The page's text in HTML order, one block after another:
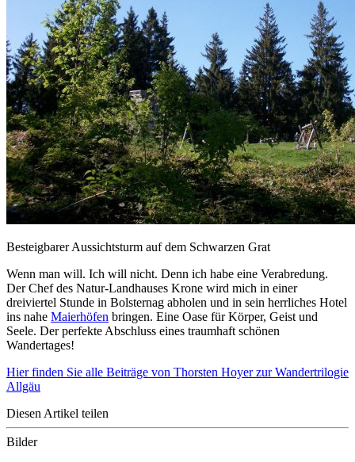
Besteigbarer Aussichtsturm auf dem Schwarzen Grat
Wenn man will. Ich will nicht. Denn ich habe eine Verabredung.
Der Chef des Natur-Landhauses Krone wird mich in einer
dreiviertel Stunde in Bolsternag abholen und in sein herrliches Hotel
ins nahe Maierhöfen bringen. Eine Oase für Körper, Geist und
Seele. Der perfekte Abschluss eines traumhaft schönen
Wandertages!
Hier finden Sie alle Beiträge von Thorsten Hoyer zur Wandertrilogie
Allgäu
Diesen Artikel teilen
Bilder